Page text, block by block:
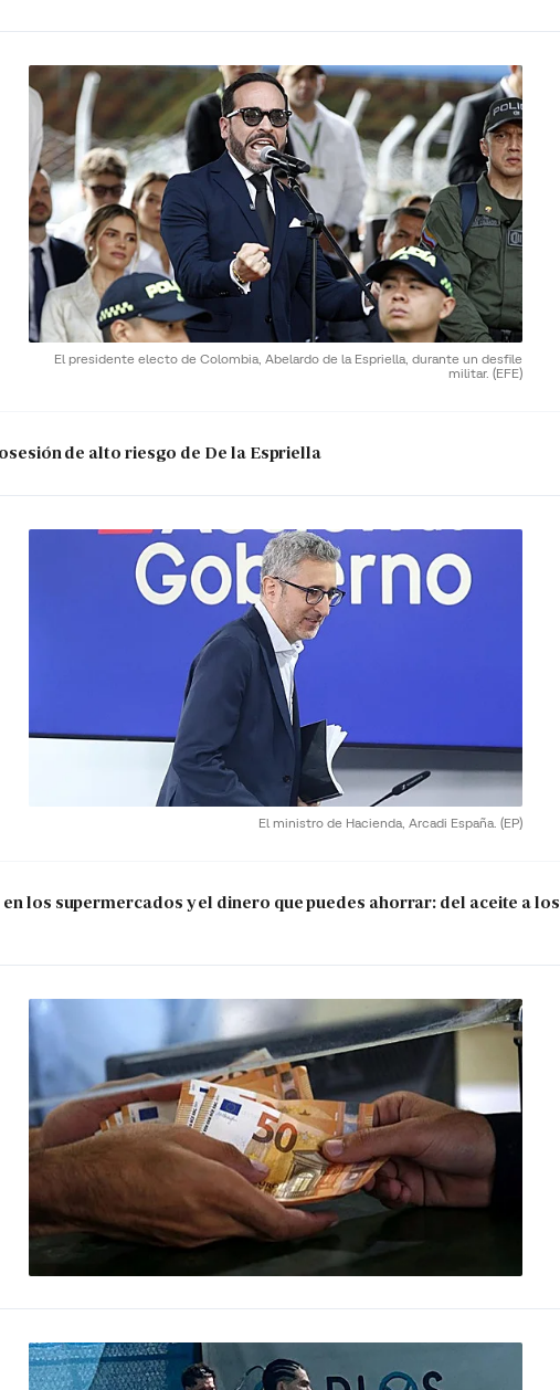
El presidente electo de Colombia, Abelardo de la Espriella, durante un desfile
militar. (EFE)
de alto riesgo de De la Espriella
El ministro de Hacienda, Arcadi España. (EP)
los supermercados y el dinero que puedes ahorrar: del aceite a los